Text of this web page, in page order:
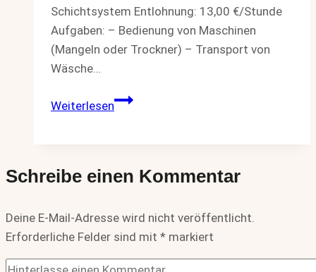
Schichtsystem Entlohnung: 13,00 €/Stunde
Aufgaben: – Bedienung von Maschinen
(Mangeln oder Trockner) – Transport von
Wäsche…
WeiterlesenWaeschereimitarbeiter
Schreibe einen Kommentar
Deine E-Mail-Adresse wird nicht veröffentlicht.
Erforderliche Felder sind mit * markiert